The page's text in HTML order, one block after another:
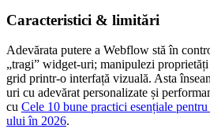
Caracteristici & limitări
Adevărata putere a Webflow stă în
„tragi” widget-uri; manipulezi
grid printr-o interfață vizuală. Asta
uri cu adevărat personalizate și
cu Cele 10 bune practici esențiale
ului în 2026.